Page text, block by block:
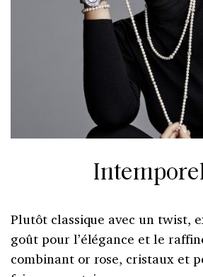
Plutôt classique avec un twist,
goût pour l’élégance et le
combinant or rose, cristaux et